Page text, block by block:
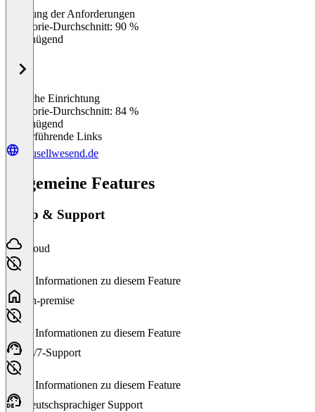
Erfüllung der Anforderungen
Kategorie-Durchschnitt: 90 %
Ungenügend
Einfache Einrichtung
Kategorie-Durchschnitt: 84 %
Ungenügend
Weiterführende Links
yousellwesend.de
Allgemeine Features
Setup & Support
Cloud
Keine Informationen zu diesem Feature
On-premise
Keine Informationen zu diesem Feature
24/7-Support
Keine Informationen zu diesem Feature
Deutschsprachiger Support